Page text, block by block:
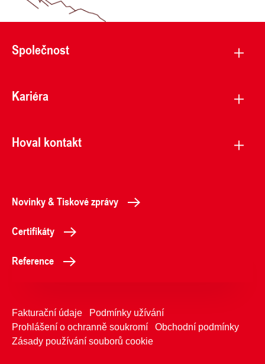
Společnost
Kariéra
Hoval kontakt
Novinky & Tiskové zprávy
Certifikáty
Reference
Fakturační údaje
Podmínky užívání
Prohlášení o ochranně soukromí
Obchodní podmínky
Zásady používání souborů cookie